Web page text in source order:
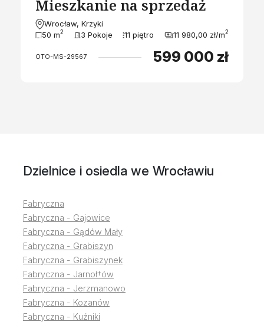
Mieszkanie na sprzedaż
Wrocław, Krzyki
50 m2 3 Pokoje 11 piętro 11 980,00 zł/m2
OTO-MS-29567 599 000 zł
Dzielnice i osiedla we Wrocławiu
Fabryczna
Fabryczna - Gajowice
Fabryczna - Gądów Mały
Fabryczna - Grabiszyn
Fabryczna - Grabiszynek
Fabryczna - Jarnoł†ów
Fabryczna - Jerzmanowo
Fabryczna - Kozanów
Fabryczna - Kuźniki